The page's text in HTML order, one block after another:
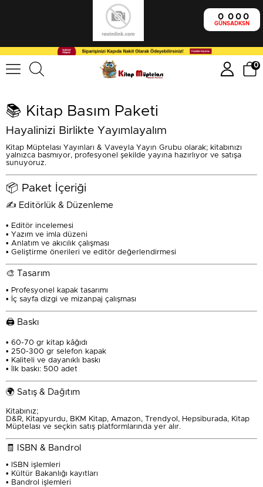
0
GÜN
0
SA
0
DK
0
SN
0
📚 Kitap Basım Paketi
Hayalinizi Birlikte Yayımlayalım
Kitap Müptelası Yayınları & Vaveyla Yayın Grubu olarak; kitabınızı
yalnızca basmıyor, profesyonel şekilde yayına hazırlıyor ve satışa
sunuyoruz.
📦 Paket İçeriği
✍️ Editörlük & Düzenleme
• Editör incelemesi
• Yazım ve imla düzeni
• Anlatım ve akıcılık çalışması
• Geliştirme önerileri ve editör değerlendirmesi
🎨 Tasarım
• Profesyonel kapak tasarımı
• İç sayfa dizgi ve mizanpaj çalışması
🖨️ Baskı
• 60-70 gr kitap kâğıdı
• 250-300 gr selefon kapak
• Kaliteli ve dayanıklı baskı
• İlk baskı: 500 adet
🌍 Satış & Dağıtım
Kitabınız;
D&R, Kitapyurdu, BKM Kitap, Amazon, Trendyol, Hepsiburada, Kitap
Müptelası ve seçkin satış platformlarında yer alır.
🧾 ISBN & Bandrol
• ISBN işlemleri
• Kültür Bakanlığı kayıtları
• Bandrol işlemleri